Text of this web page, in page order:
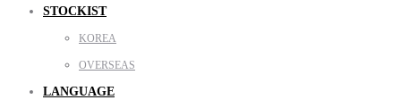
STOCKIST
KOREA
OVERSEAS
LANGUAGE